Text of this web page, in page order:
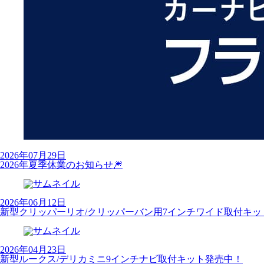
2026年07月29日
2026年夏季休業のお知らせ🎆
2026年06月12日
新型クリッパーリオ/クリッパーバン用7インチワイド取付キッ
2026年04月23日
新型ルークス/デリカミニ9インチナビ取付キット発売中！